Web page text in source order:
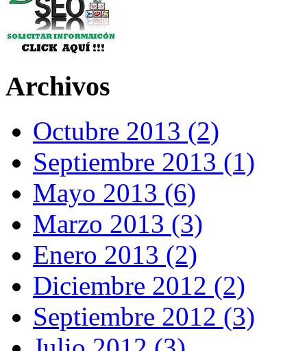
Archivos
Octubre 2013 (2)
Septiembre 2013 (1)
Mayo 2013 (6)
Marzo 2013 (3)
Enero 2013 (2)
Diciembre 2012 (2)
Septiembre 2012 (3)